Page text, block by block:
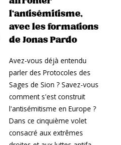
l’antisémitisme,
avec les formations
de Jonas Pardo
Avez-vous déjà entendu
parler des Protocoles des
Sages de Sion ? Savez-vous
comment s'est construit
l'antisémitisme en Europe ?
Dans ce cinquième volet
consacré aux extrêmes